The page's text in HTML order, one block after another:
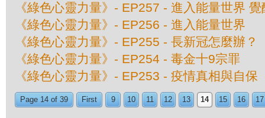
《綠色心靈力量》- EP257 - 進入能量世界
《綠色心靈力量》- EP256 - 進入能量世界
《綠色心靈力量》- EP255 - 長新冠怎麼辦？
《綠色心靈力量》- EP254 - 毒金十9宗罪
《綠色心靈力量》- EP253 - 疫情真相與自保
Page 14 of 39 First 9 10 11 12 13 14 15 16 17